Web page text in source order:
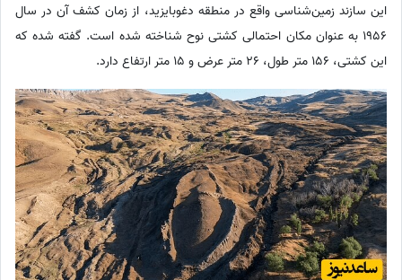
این سازند زمین‌شناسی واقع در منطقه دغوبایزید، از زمان کشف آن در سال
1956 به عنوان مکان احتمالی کشتی نوح شناخته شده است. گفته شده که
این کشتی، 156 متر طول، 26 متر عرض و 15 متر ارتفاع دارد.